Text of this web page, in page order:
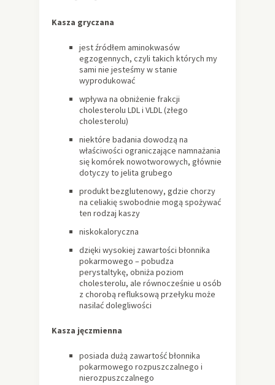
Kasza gryczana
jest źródłem aminokwasów
egzogennych, czyli takich których my
sami nie jesteśmy w stanie
wyprodukować
wpływa na obniżenie frakcji
cholesterolu LDL i VLDL (złego
cholesterolu)
niektóre badania dowodzą na
właściwości ograniczające namnażania
się komórek nowotworowych, głównie
dotyczy to jelita grubego
produkt bezglutenowy, gdzie chorzy
na celiakię swobodnie mogą spożywać
ten rodzaj kaszy
niskokaloryczna
dzięki wysokiej zawartości błonnika
pokarmowego – pobudza
perystaltykę, obniża poziom
cholesterolu, ale równocześnie u osób
z chorobą refluksową przełyku może
nasilać dolegliwości
Kasza jęczmienna
posiada dużą zawartość błonnika
pokarmowego rozpuszczalnego i
nierozpuszczalnego